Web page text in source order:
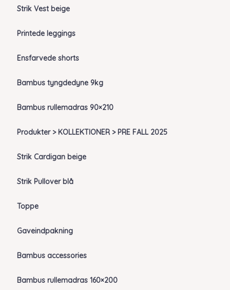
Strik Vest beige
Printede leggings
Ensfarvede shorts
Bambus tyngdedyne 9kg
Bambus rullemadras 90×210
Produkter > KOLLEKTIONER > PRE FALL 2025
Strik Cardigan beige
Strik Pullover blå
Toppe
Gaveindpakning
Bambus accessories
Bambus rullemadras 160×200